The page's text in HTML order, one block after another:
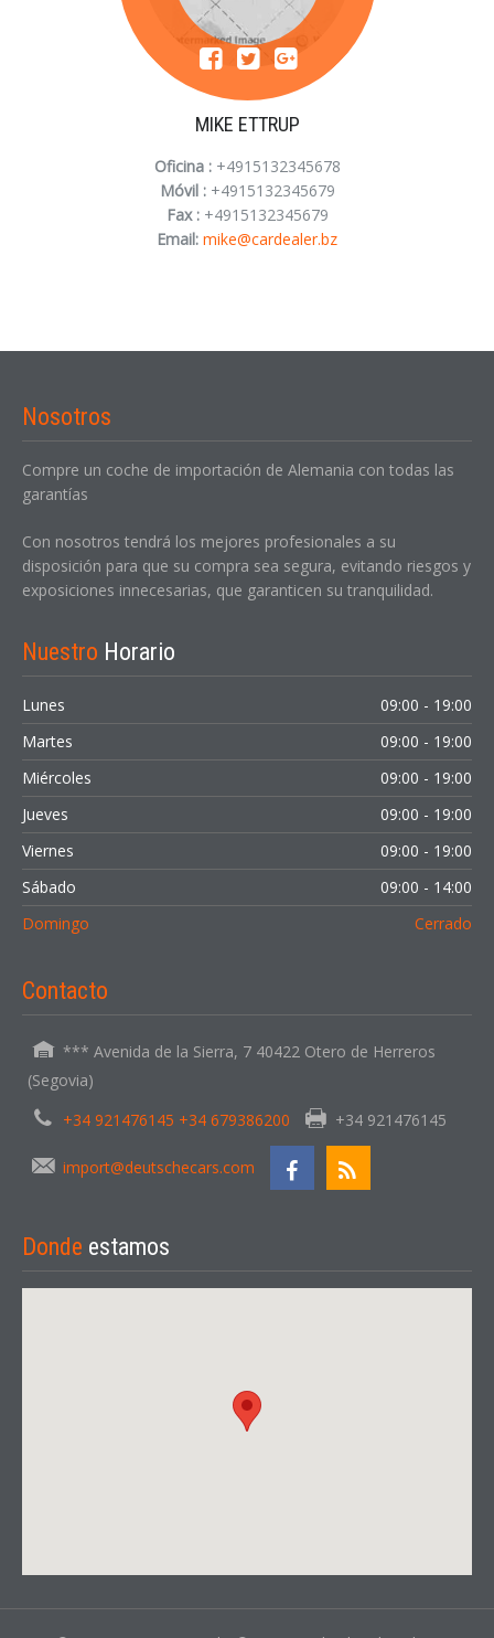
Acceder
MIKE ETTRUP
Oficina :+4915132345678
Móvil :+4915132345679
Fax :+4915132345679
Email: mike@cardealer.bz
Nosotros
Compre un coche de importación de Alemania con todas las
garantías
Con nosotros tendrá los mejores profesionales a su
disposición para que su compra sea segura, evitando riesgos y
exposiciones innecesarias, que garanticen su tranquilidad.
Nuestro Horario
Lunes
09:00 - 19:00
Martes
09:00 - 19:00
Miércoles
09:00 - 19:00
Jueves
09:00 - 19:00
Viernes
09:00 - 19:00
Sábado
09:00 - 14:00
Domingo
Cerrado
Contacto
*** Avenida de la Sierra, 7 40422 Otero de Herreros
(Segovia)
+34 921476145 +34 679386200
+34 921476145
import@deutschecars.com
Donde estamos